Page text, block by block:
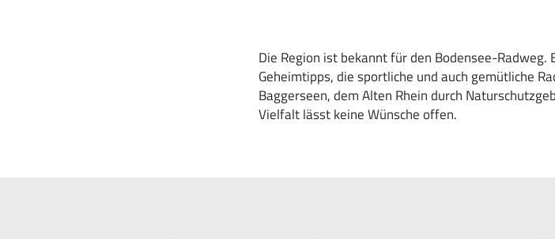
Die Region ist bekannt für den Bodensee-
Geheimtipps, die sportliche und auch gemütliche
Baggerseen, dem Alten Rhein durch
Vielfalt lässt keine Wünsche offen.